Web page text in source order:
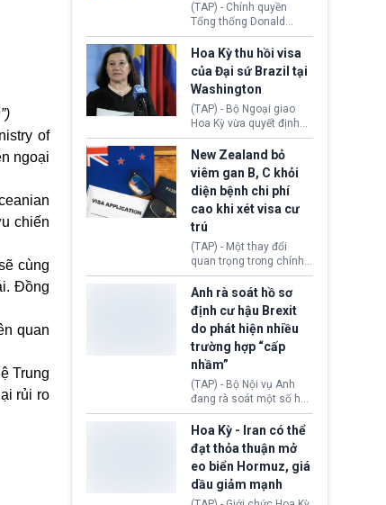
of
ngoại
chiến
cùng
Đồng
quan
Trung
rủi ro
(TAP) - Chính quyền
Tổng thống Donald
Trump đã hoàn trả
khoảng 100 tỷ USD thuế
quan từng thu theo Đạo
luật Quyền hạn Kinh tế
Khẩn cấp Quốc tế
(IEEPA). Động thái này
diễn ra sau phán quyết
hồi tháng 2 bởi Tòa án
Tối cao Hoa Kỳ
(SCOTUS) khi tuyên bố,
việc áp thuế diện rộng là
hoàn toàn bất hợp pháp.
Hoa Kỳ thu hồi visa
của Đại sứ Brazil tại
Washington
(TAP) - Bộ Ngoại giao
Hoa Kỳ vừa quyết định
thu hồi thị thực (visa)
của bà Maria Luiza
Ribeiro Viotti - Đại sứ
Brazil tại Washington.
Động thái trên diễn ra
trong bối cảnh tranh
chấp ngoại giao giữa
chính quyền Tổng thống
Donald Trump và chính
phủ cánh tả Tổng thống
da Silva đang leo thang
gay gắt.
New Zealand bỏ
viêm gan B, C khỏi
diện bệnh chi phí
cao khi xét visa cư
trú
(TAP) - Một thay đổi
quan trọng trong chính
sách nhập cư của New
Zealand đang mở ra
thêm cơ hội cho nhiều
người muốn định cư. Từ
nay, người mắc viêm
gan B hoặc viêm gan C
sẽ không còn bị mặc
định không đáp ứng tiêu
chuẩn sức khỏe chỉ vì
chi phí điều trị khi nộp hồ
Anh rà soát hồ sơ
định cư hậu Brexit
do phát hiện nhiều
trường hợp “cấp
nhầm”
(TAP) - Bộ Nội vụ Anh
đang rà soát một số hồ
sơ thuộc Chương trình
Định cư EU (EU
Settlement Scheme -
EUSS) sau khi xác định
có trường hợp được cấp
quy chế cư trú hậu
Brexit “do nhầm lẫn”.
Hoa Kỳ - Iran có thể
đạt thỏa thuận mở
eo biển Hormuz, giá
dầu giảm mạnh